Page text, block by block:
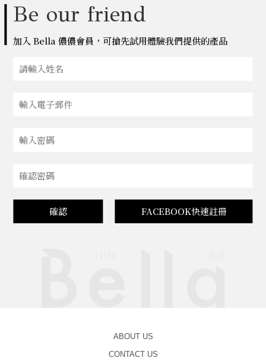
Be our friend
加入 Bella 儂儂會員，可搶先試用體驗我們提供的產品
確認 FACEBOOK快速註冊
ABOUT US
CONTACT US